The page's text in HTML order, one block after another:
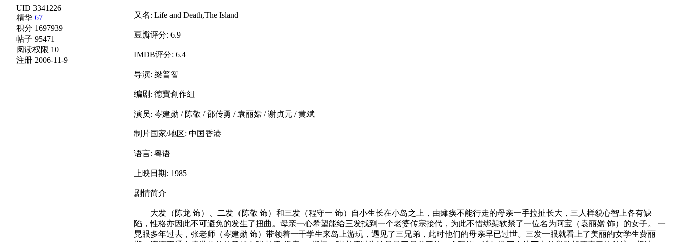
UID 3341226
精华 67
积分 1697939
帖子 95471
阅读权限 10
注册 2006-11-9
又名: Life and Death,The Island
豆瓣评分: 6.9
IMDB评分: 6.4
导演: 梁普智
编剧: 德寶創作組
演员: 岑建勋 / 陈敬 / 邵传勇 / 袁丽嫦 / 谢贞元 / 黄斌
制片国家/地区: 中国香港
语言: 粤语
上映日期: 1985
剧情简介
大发（陈龙 饰）、二发（陈敬 饰）和三发（程守一 饰）自小生长在小岛之上，由瘫痪不能行走的母亲一手拉扯长大，三人样貌心智上各有缺
陷，性格亦因此不可避免的发生了扭曲。母亲一心希望能给三发找到一个老婆传宗接代，为此不惜绑架软禁了一位名为阿宝（袁丽嫦 饰）的女子。 一
晃眼多年过去，张老师（岑建勋 饰）带领着一干学生来岛上游玩，遇见了三兄弟，此时他们的母亲早已过世。三发一眼就看上了美丽的女学生费丽